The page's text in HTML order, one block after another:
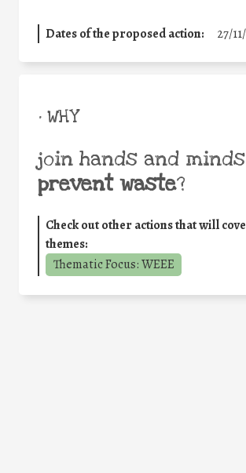
Dates of the proposed action: 27/
• WHY
join hands and
prevent waste?
Check out other actions that will
themes:
Thematic Focus: WEEE